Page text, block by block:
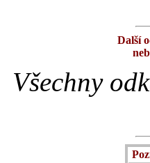
Další
Všechny